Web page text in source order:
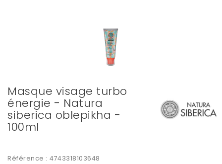
Masque visage turbo
énergie - Natura
siberica oblepikha -
100ml
Référence : 4743318103648